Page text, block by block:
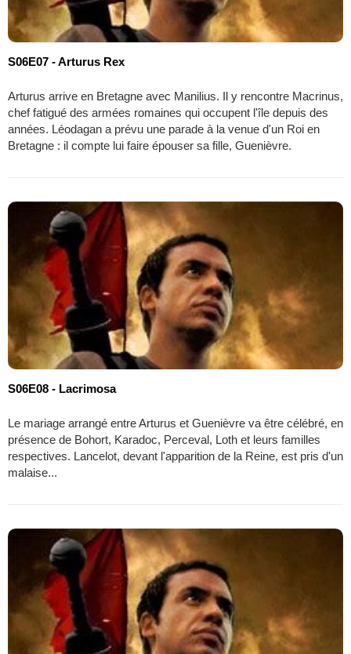
S06E07 - Arturus Rex
Arturus arrive en Bretagne avec Manilius. Il y rencontre Macrinus,
chef fatigué des armées romaines qui occupent l'île depuis des
années. Léodagan a prévu une parade à la venue d'un Roi en
Bretagne : il compte lui faire épouser sa fille, Guenièvre.
S06E08 - Lacrimosa
Le mariage arrangé entre Arturus et Guenièvre va être célébré, en
présence de Bohort, Karadoc, Perceval, Loth et leurs familles
respectives. Lancelot, devant l'apparition de la Reine, est pris d'un
malaise...